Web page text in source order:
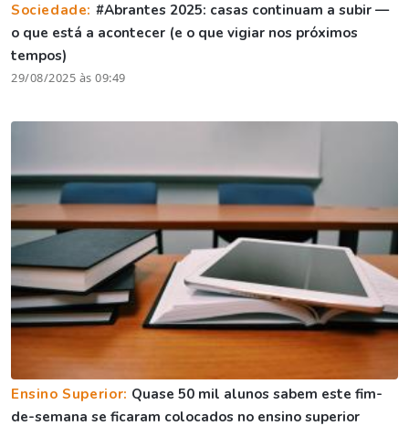
Sociedade: #Abrantes 2025: casas continuam a subir —
o que está a acontecer (e o que vigiar nos próximos
tempos)
29/08/2025 às 09:49
Ensino Superior: Quase 50 mil alunos sabem este fim-
de-semana se ficaram colocados no ensino superior